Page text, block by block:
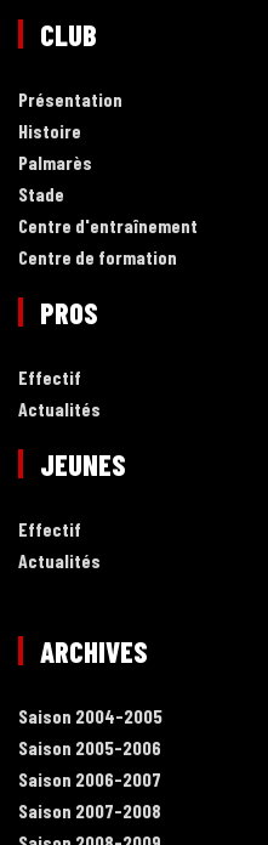
CLUB
Présentation
Histoire
Palmarès
Stade
Centre d'entraînement
Centre de formation
PROS
Effectif
Actualités
JEUNES
Effectif
Actualités
ARCHIVES
Saison 2004-2005
Saison 2005-2006
Saison 2006-2007
Saison 2007-2008